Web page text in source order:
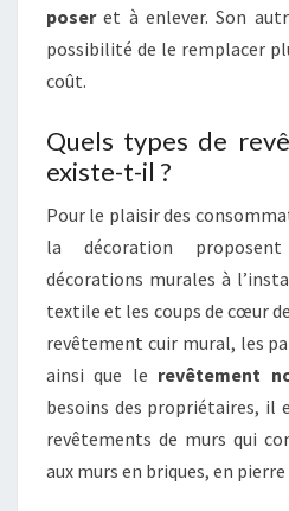
poseret à enlever. Son
possibilité de le remplacer
coût.
Quels types de
existe-t-il ?
Pour le plaisir des
la décoration
décorations murales à
textile et les coups de cœur
revêtement cuir mural, les
ainsi que le revêtement
besoins des propriétaires, il
revêtements de murs qui
aux murs en briques, en